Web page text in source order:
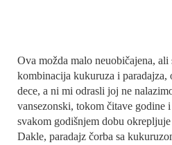
Ova možda malo neuobičajena, ali
kombinacija kukuruza i paradajza,
dece, a ni mi odrasli joj ne
vansezonski, tokom čitave godine
svakom godišnjem dobu
Dakle, paradajz čorba sa